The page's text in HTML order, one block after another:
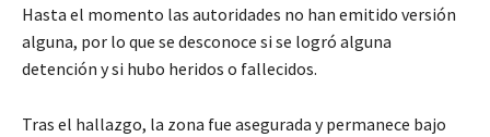
Hasta el momento las autoridades no han emitido versión
alguna, por lo que se desconoce si se logró alguna
detención y si hubo heridos o fallecidos.
Tras el hallazgo, la zona fue asegurada y permanece bajo